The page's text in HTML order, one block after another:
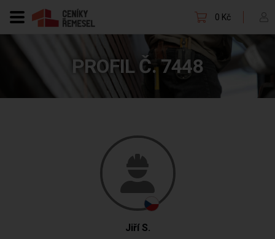
0 Kč
PROFIL Č. 7448
Jiří S.